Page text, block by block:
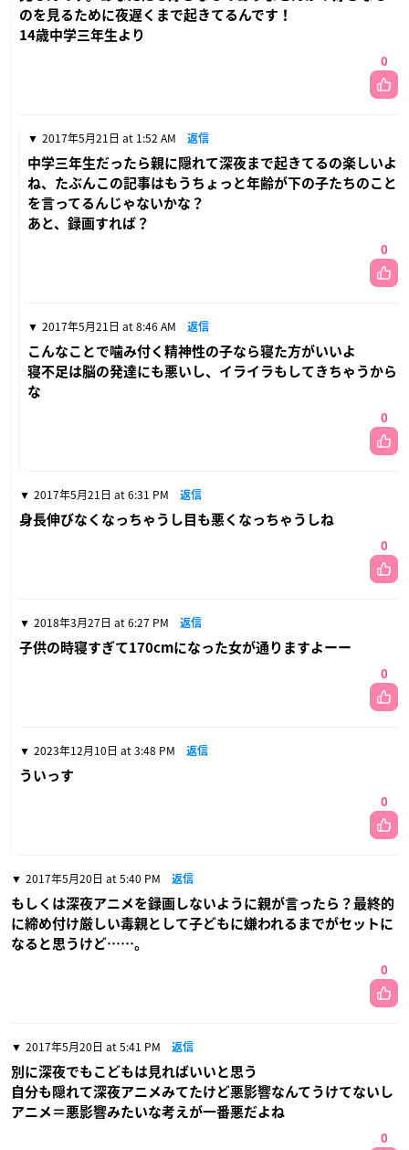
のを見るために夜遅くまで起きてるんです！
14歳中学三年生より
0
2017年5月21日 at 1:52 AM 返信
中学三年生だったら親に隠れて深夜まで起きてるの楽しいよ
ね、たぶんこの記事はもうちょっと年齢が下の子たちのこと
を言ってるんじゃないかな？
あと、録画すれば？
0
2017年5月21日 at 8:46 AM 返信
こんなことで噛み付く精神性の子なら寝た方がいいよ
寝不足は脳の発達にも悪いし、イライラもしてきちゃうから
な
0
2017年5月21日 at 6:31 PM 返信
身長伸びなくなっちゃうし目も悪くなっちゃうしね
0
2018年3月27日 at 6:27 PM 返信
子供の時寝すぎて170cmになった女が通りますよーー
0
2023年12月10日 at 3:48 PM 返信
ういっす
0
2017年5月20日 at 5:40 PM 返信
もしくは深夜アニメを録画しないように親が言ったら？最終的
に締め付け厳しい毒親として子どもに嫌われるまでがセットに
なると思うけど……。
0
2017年5月20日 at 5:41 PM 返信
別に深夜でもこどもは見ればいいと思う
自分も隠れて深夜アニメみてたけど悪影響なんてうけてないし
アニメ＝悪影響みたいな考えが一番悪だよね
0